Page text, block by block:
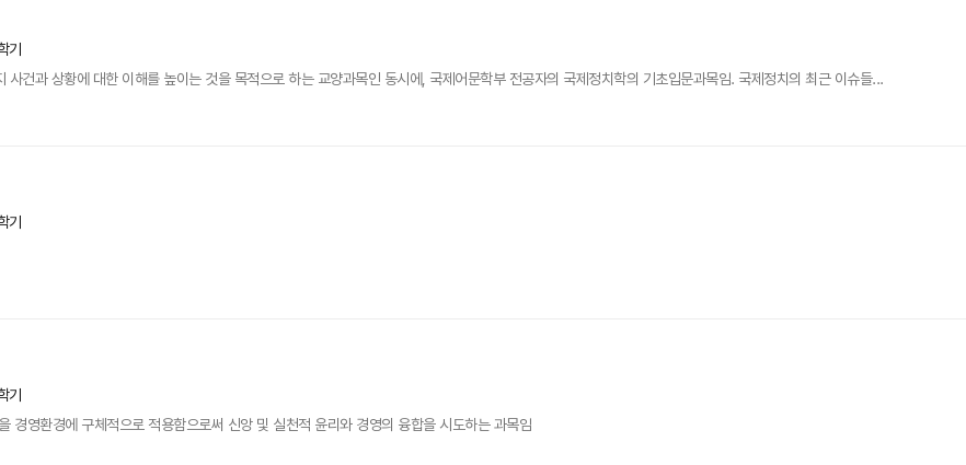
기
사건과 상황에 대한 이해를 높이는 것을 목적으로 하는 교양과목인 동시에, 국제어문학부 전공자의 국제정치학의 기초입문과목임. 국제정치의 최근 이슈들...
기
기
경영환경에 구체적으로 적용함으로써 신앙 및 실천적 윤리와 경영의 융합을 시도하는 과목임